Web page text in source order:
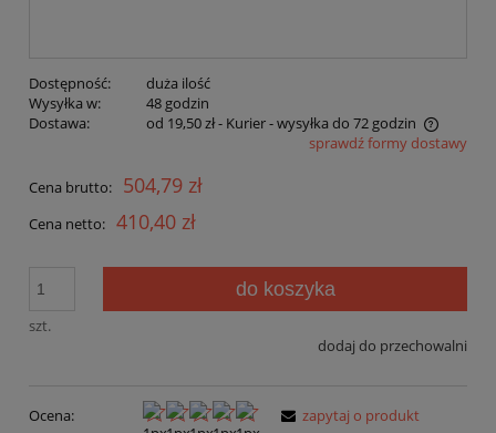
Dostępność:
duża ilość
Wysyłka w:
48 godzin
Dostawa:
od 19,50 zł- Kurier - wysyłka do 72 godzin
Cena nie zawiera ewentualnych kosztów płatnościsprawdź formy dostawy
Cena brutto: 504,79 zł
Cena netto: 410,40 zł
szt.
do koszyka
dodaj do przechowalni
Ocena:
zapytaj o produkt